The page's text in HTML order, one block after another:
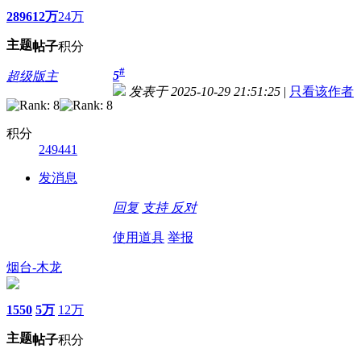
2896
主题
12万
帖子
24万
积分
超级版主
积分
249441
发消息
5#
发表于 2025-10-29 21:51:25 | 只看该作者
回复 支持 反对
使用道具 举报
烟台-木龙
1550
主题
5万
帖子
12万
积分